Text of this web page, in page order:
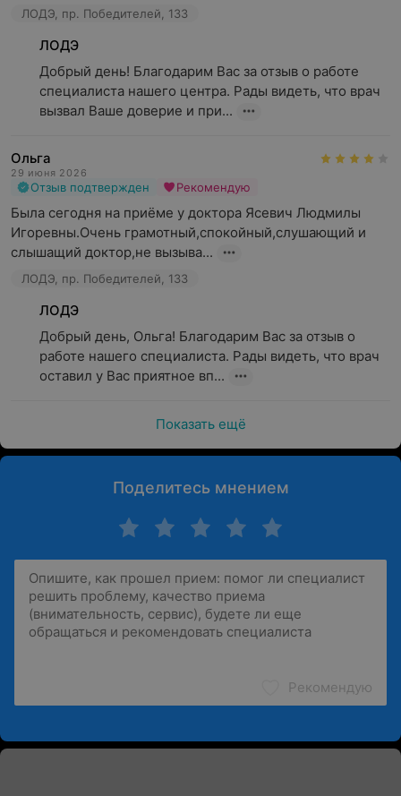
ЛОДЭ, пр. Победителей, 133
ЛОДЭ
Добрый день! Благодарим Вас за отзыв о работе
специалиста нашего центра. Рады видеть, что врач
вызвал Ваше доверие и при...
Ольга
29 июня 2026
Отзыв подтвержден Рекомендую
Была сегодня на приёме у доктора Ясевич Людмилы
Игоревны.Очень грамотный,спокойный,слушающий и
слышащий доктор,не вызыва...
ЛОДЭ, пр. Победителей, 133
ЛОДЭ
Добрый день, Ольга! Благодарим Вас за отзыв о
работе нашего специалиста. Рады видеть, что врач
оставил у Вас приятное вп...
Показать ещё
Поделитесь мнением
Рекомендую